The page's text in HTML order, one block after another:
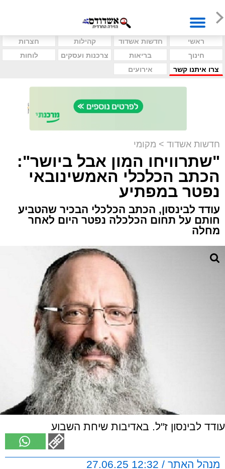
ראשי חדשות אשדוד קהילות
חצרות
חינוך
בריאות צרכנות ועסקים
לוחות
צרו איתנו קשר
אירועים
חדשות אשדוד > מקומי
"שתרוויחו המון אבל ביושר":
הכתב הכלכלי האמשינובאי
נפטר במפתיע
עודד לבינסון, הכתב הכלכלי הבכיר שהטביע
חותם על תחום הכלכלה נפטר היום לאחר
מחלה
עודד לבינסון ז"ל. באדיבות שיחת השבוע
מנהל האתר / 12:32 27.06.25